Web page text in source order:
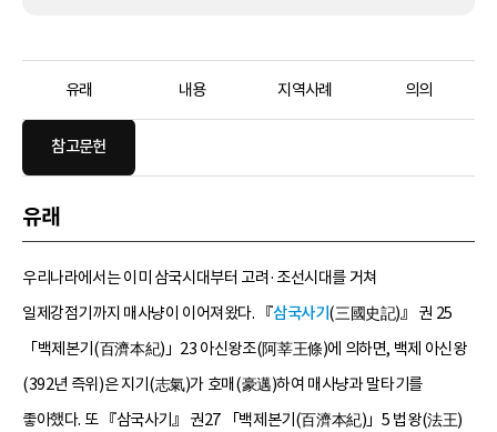
유래 내용 지역사례 의의
참고문헌
유래
우리나라에서는 이미 삼국시대부터 고려·조선시대를 거쳐
일제강점기까지 매사냥이 이어져왔다. 『삼국사기 (三國史記)』 권 25
「백제본기(百濟本紀)」23 아신왕조(阿莘王條)에 의하면, 백제 아신왕
(392년 즉위)은 지기(志氣)가 호매(豪邁)하여 매사냥과 말타기를
좋아했다. 또 『삼국사기』 권27 「백제본기(百濟本紀)」5 법왕(法王)